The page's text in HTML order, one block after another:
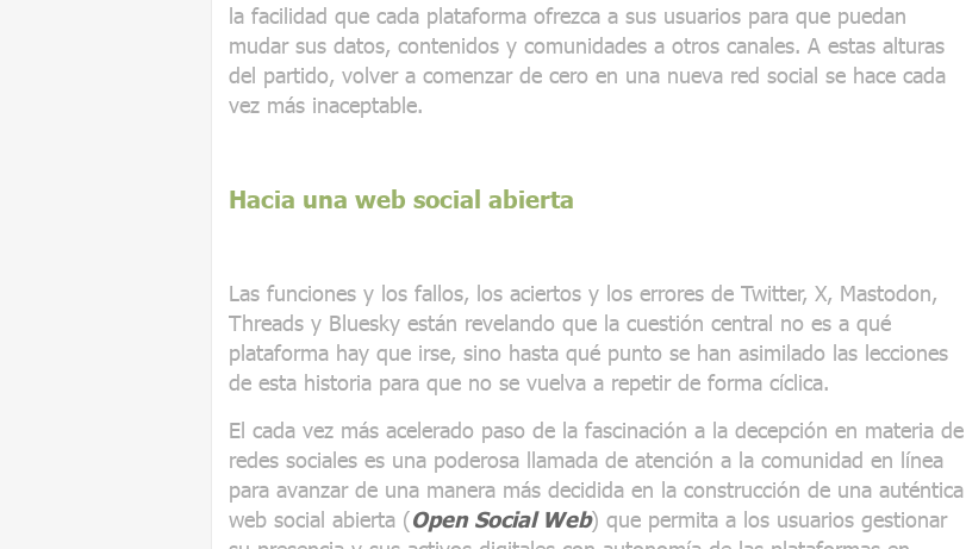
la facilidad que cada plataforma ofrezca a sus usuarios para que puedan
mudar sus datos, contenidos y comunidades a otros canales. A estas alturas
del partido, volver a comenzar de cero en una nueva red social se hace cada
vez más inaceptable.
Hacia una web social abierta
Las funciones y los fallos, los aciertos y los errores de Twitter, X, Mastodon,
Threads y Bluesky están revelando que la cuestión central no es a qué
plataforma hay que irse, sino hasta qué punto se han asimilado las lecciones
de esta historia para que no se vuelva a repetir de forma cíclica.
El cada vez más acelerado paso de la fascinación a la decepción en materia de
redes sociales es una poderosa llamada de atención a la comunidad en línea
para avanzar de una manera más decidida en la construcción de una auténtica
web social abierta (Open Social Web) que permita a los usuarios gestionar